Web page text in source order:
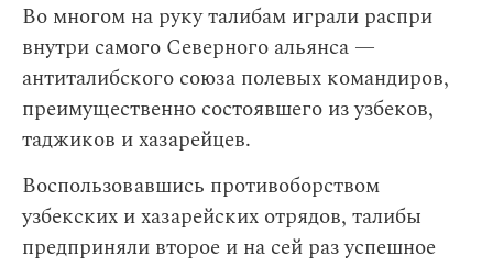
Во многом на руку талибам играли распри
внутри самого Северного альянса —
антиталибского союза полевых командиров,
преимущественно состоявшего из узбеков,
таджиков и хазарейцев.
Воспользовавшись противоборством
узбекских и хазарейских отрядов, талибы
предприняли второе и на сей раз успешное